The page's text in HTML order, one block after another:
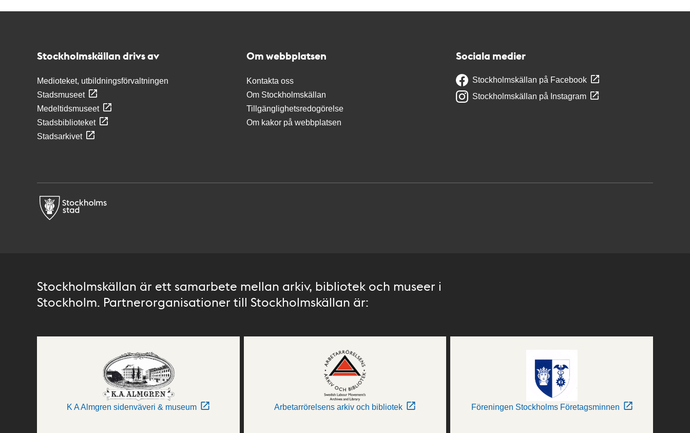
Stockholmskällan drivs av
Medioteket, utbildningsförvaltningen
Stadsmuseet
Medeltidsmuseet
Stadsbiblioteket
Stadsarkivet
Om webbplatsen
Kontakta oss
Om Stockholmskällan
Tillgänglighetsredogörelse
Om kakor på webbplatsen
Sociala medier
Stockholmskällan på Facebook
Stockholmskällan på Instagram
Stockholmskällan är ett samarbete mellan arkiv, bibliotek och museer i
Stockholm. Partnerorganisationer till Stockholmskällan är:
K A Almgren sidenväveri & museum Arbetarrörelsens arkiv och bibliotek Föreningen Stockholms Företagsminnen